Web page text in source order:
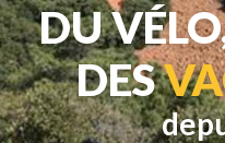
DU
DES